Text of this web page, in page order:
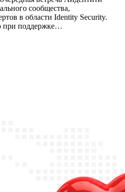
сообщества,
в области Identity Security.
при поддержке…